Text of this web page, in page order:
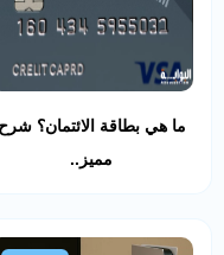
ما هي بطاقة الائتمان؟ شرح
مميز..